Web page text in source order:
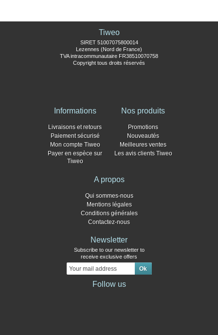
Tiweo
SIRET 51007075800014
Lezennes (Nord de France)
TVA intracommunautaire FR38510070758
Copyright tous droits réservés
Informations
Livraisons et retours
Paiement sécurisé
Mon compte Tiweo
Payer en espèce sur
Tiweo
Nos produits
Promotions
Nouveautés
Meilleures ventes
Les avis clients Tiweo
A propos
Qui sommes-nous
Mentions légales
Conditions générales
Contactez-nous
Newsletter
Subscribe to our newsletter to
receive exclusive offers
Follow us